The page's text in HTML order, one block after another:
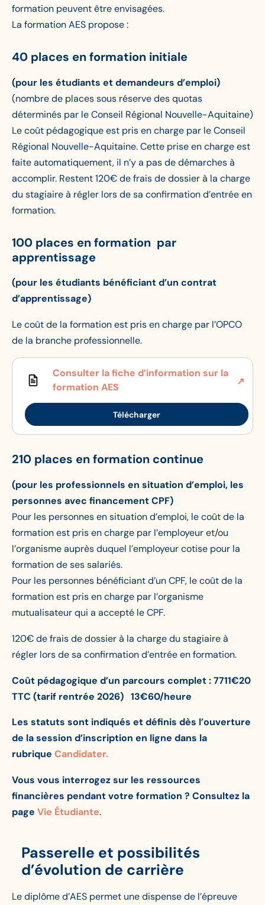
formation peuvent être envisagées.
La formation AES propose :
40 places en formation initiale
(pour les étudiants et demandeurs d’emploi)
(nombre de places sous réserve des quotas
déterminés par le Conseil Régional Nouvelle-Aquitaine)
Le coût pédagogique est pris en charge par le Conseil
Régional Nouvelle-Aquitaine. Cette prise en charge est
faite automatiquement, il n’y a pas de démarches à
accomplir. Restent 120€ de frais de dossier à la charge
du stagiaire à régler lors de sa confirmation d’entrée en
formation.
100 places en formation par
apprentissage
(pour les étudiants bénéficiant d’un contrat
d’apprentissage)
Le coût de la formation est pris en charge par l’OPCO
de la branche professionnelle.
Consulter la fiche d’information sur la
formation AES
Télécharger
210 places en formation continue
(pour les professionnels en situation d’emploi, les
personnes avec financement CPF)
Pour les personnes en situation d’emploi, le coût de la
formation est pris en charge par l’employeur et/ou
l’organisme auprès duquel l’employeur cotise pour la
formation de ses salariés.
Pour les personnes bénéficiant d’un CPF, le coût de la
formation est pris en charge par l’organisme
mutualisateur qui a accepté le CPF.
120€ de frais de dossier à la charge du stagiaire à
régler lors de sa confirmation d’entrée en formation.
Coût pédagogique d’un parcours complet : 7711€20
TTC (tarif rentrée 2026) 13€60/heure
Les statuts sont indiqués et définis dès l’ouverture
de la session d’inscription en ligne dans la
rubrique Candidater.
Vous vous interrogez sur les ressources
financières pendant votre formation ? Consultez la
page Vie Étudiante.
Passerelle et possibilités
d’évolution de carrière
Le diplôme d’AES permet une dispense de l’épreuve